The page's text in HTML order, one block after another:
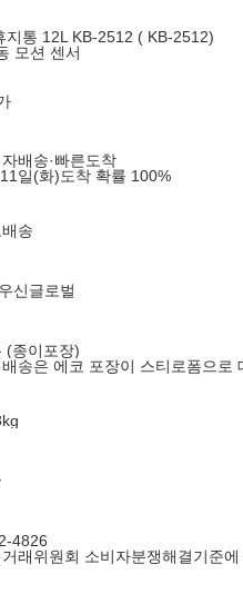
지통 12L KB-2512 ( KB-2512)
모션 센서
배송·빠른도착
일(화)도착 확률 100%
송
신글로벌
(종이포장)
송은 에코 포장이 스티로폼으로
4826
래위원회 소비자분쟁해결기준에